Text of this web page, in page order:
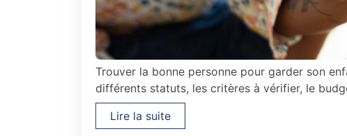
Trouver la bonne personne pour garder son
différents statuts, les critères à vérifier, le
Lire la suite